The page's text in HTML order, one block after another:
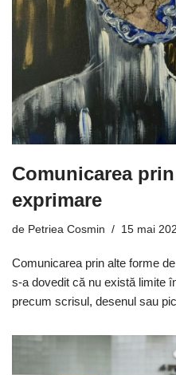
Comunicarea
exprimare
de Petriea Cosmin 15 mai
Comunicarea prin alte forme
s-a dovedit că nu există limite
precum scrisul, desenul sau